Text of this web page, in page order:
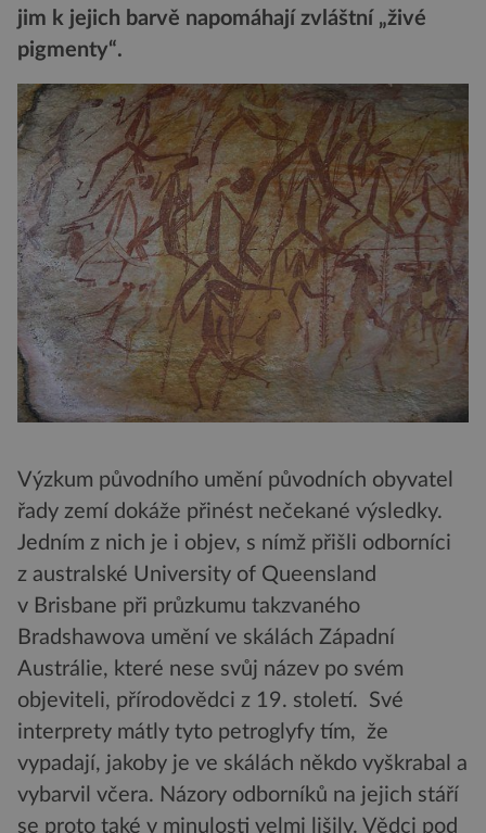
jim k jejich barvě napomáhají zvláštní „živé
pigmenty“.
Výzkum původního umění původních obyvatel
řady zemí dokáže přinést nečekané výsledky.
Jedním z nich je i objev, s nímž přišli odborníci
z australské University of Queensland
v Brisbane při průzkumu takzvaného
Bradshawova umění ve skálách Západní
Austrálie, které nese svůj název po svém
objeviteli, přírodovědci z 19. století. Své
interprety mátly tyto petroglyfy tím, že
vypadají, jakoby je ve skálách někdo vyškrabal a
vybarvil včera. Názory odborníků na jejich stáří
se proto také v minulosti velmi lišily. Vědci pod